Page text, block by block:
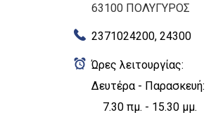
63100 ΠΟΛΥΓΥΡΟΣ
2371024200, 24300
Ώρες λειτουργίας:
Δευτέρα -
7.30 πμ. - 15.30 μμ.